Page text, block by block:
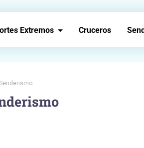
Extremos Cruceros